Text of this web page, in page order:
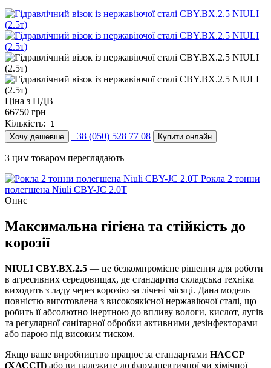
Ціна з ПДВ
66750 грн
Кількість:
Хочу дешевше +38 (050) 528 77 08 Купити онлайн
З цим товаром переглядають
Рокла 2 тонни
полегшена Niuli CBY-JC 2.0T
Опис
Максимальна гігієна та стійкість до
корозії
NIULI CBY.BX.2.5 — це безкомпромісне рішення для роботи
в агресивних середовищах, де стандартна складська техніка
виходить з ладу через корозію за лічені місяці. Дана модель
повністю виготовлена з високоякісної нержавіючої сталі, що
робить її абсолютно інертною до впливу вологи, кислот, лугів
та регулярної санітарної обробки активними дезінфекторами
або парою під високим тиском.
Якщо ваше виробництво працює за стандартами HACCP
(ХАССП) або ви належите до фармацевтичної чи хімічної